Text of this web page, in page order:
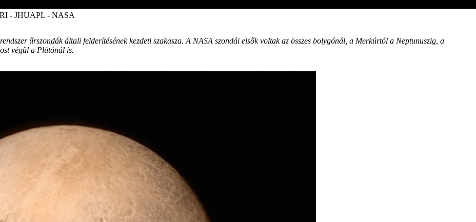
- JHUAPL - NASA
űrszondák általi felderítésének kezdeti szakasza. A NASA szondái elsők voltak az összes bolygónál, a Merkúrtól a Neptunuszig, a
végül a Plútónál is.